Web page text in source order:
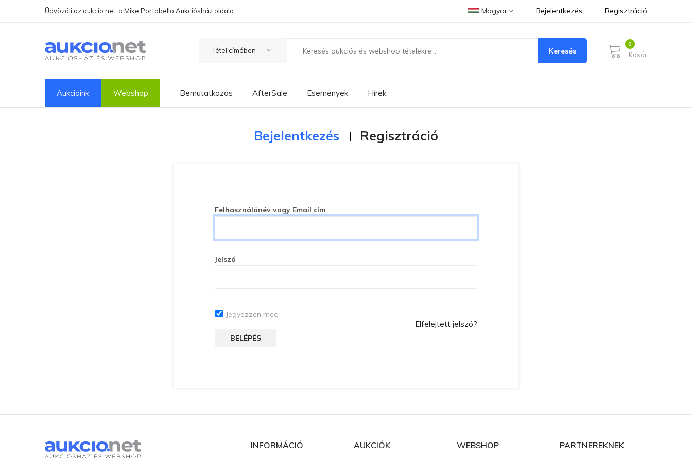
Üdvözöli az aukcio.net, a Mike Portobello Aukciósház oldala Magyar Bejelentkezés Regisztráció
Keresés Kosár
Aukcióink Webshop Bemutatkozás AfterSale Események Hírek
Bejelentkezés Regisztráció
Felhasználónév vagy Email cím
Jelszó
Jegyezzen meg
Elfelejtett jelszó?
BELÉPÉS
INFORMÁCIÓ AUKCIÓK WEBSHOP PARTNEREKNEK